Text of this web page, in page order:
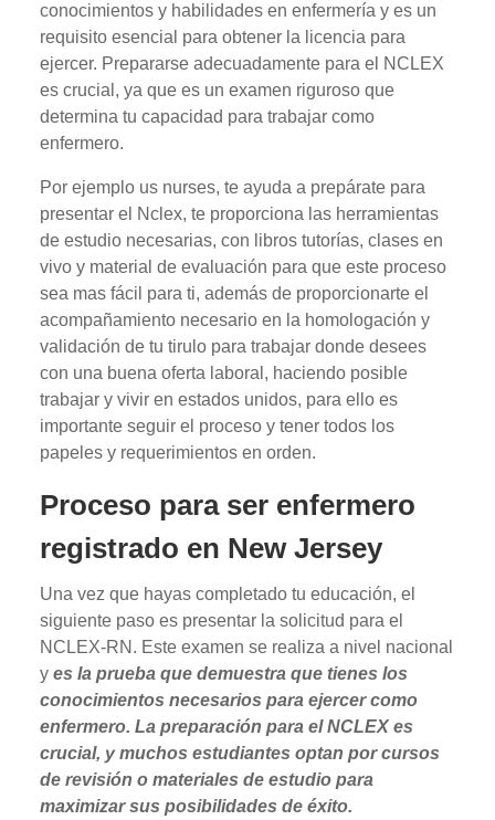
conocimientos y habilidades en enfermería y es un
requisito esencial para obtener la licencia para
ejercer. Prepararse adecuadamente para el NCLEX
es crucial, ya que es un examen riguroso que
determina tu capacidad para trabajar como
enfermero.
Por ejemplo us nurses, te ayuda a prepárate para
presentar el Nclex, te proporciona las herramientas
de estudio necesarias, con libros tutorías, clases en
vivo y material de evaluación para que este proceso
sea mas fácil para ti, además de proporcionarte el
acompañamiento necesario en la homologación y
validación de tu tirulo para trabajar donde desees
con una buena oferta laboral, haciendo posible
trabajar y vivir en estados unidos, para ello es
importante seguir el proceso y tener todos los
papeles y requerimientos en orden.
Proceso para ser enfermero
registrado en New Jersey
Una vez que hayas completado tu educación, el
siguiente paso es presentar la solicitud para el
NCLEX-RN. Este examen se realiza a nivel nacional
yes la prueba que demuestra que tienes los
conocimientos necesarios para ejercer como
enfermero. La preparación para el NCLEX es
crucial, y muchos estudiantes optan por cursos
de revisión o materiales de estudio para
maximizar sus posibilidades de éxito.